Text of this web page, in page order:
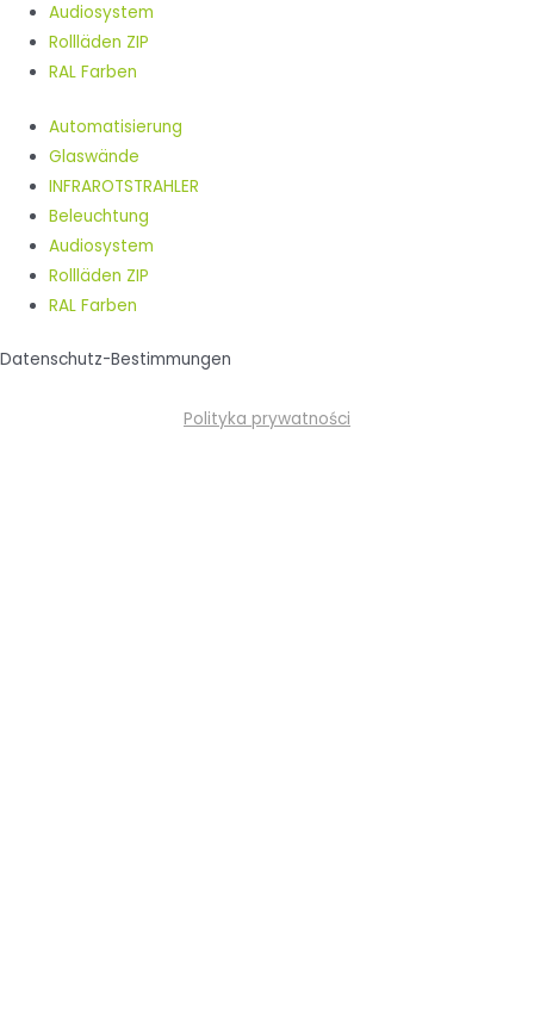
Audiosystem
Rollläden ZIP
RAL Farben
Automatisierung
Glaswände
INFRAROTSTRAHLER
Beleuchtung
Audiosystem
Rollläden ZIP
RAL Farben
Datenschutz-Bestimmungen
Polityka prywatności